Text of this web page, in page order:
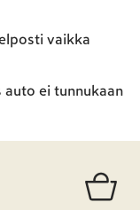
vaikka
auto ei tunnukaan